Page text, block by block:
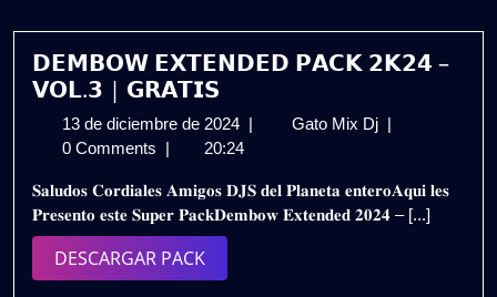
𝗗𝗘𝗠𝗕𝗢𝗪 𝗘𝗫𝗧𝗘𝗡𝗗𝗘𝗗 𝗣𝗔𝗖𝗞 𝟮𝗞𝟮𝟰 –
𝗩𝗢𝗟.𝟯 | 𝗚𝗥𝗔𝗧𝗜𝗦
13 de diciembre de 2024 13
de
de
2024
| Gato Mix Dj 𝗗𝗘𝗠𝗕𝗢𝗪
𝟮𝗞𝟮𝟰
–
|
0 Comments | 20:24
𝐒𝐚𝐥𝐮𝐝𝐨𝐬 𝐂𝐨𝐫𝐝𝐢𝐚𝐥𝐞𝐬 𝐀𝐦𝐢𝐠𝐨𝐬 𝐃𝐉𝐒 𝐝𝐞𝐥 𝐏𝐥𝐚𝐧𝐞𝐭𝐚 𝐞𝐧𝐭𝐞𝐫𝐨𝐀𝐪𝐮𝐢 𝐥𝐞𝐬
𝐏𝐫𝐞𝐬𝐞𝐧𝐭𝐨 𝐞𝐬𝐭𝐞 𝐒𝐮𝐩𝐞𝐫 𝐏𝐚𝐜𝐤𝐃𝐞𝐦𝐛𝐨𝐰 𝐄𝐱𝐭𝐞𝐧𝐝𝐞𝐝 𝟐𝟎𝟐𝟒 – [...]
DESCARGAR PACKDESCARGAR
PACK